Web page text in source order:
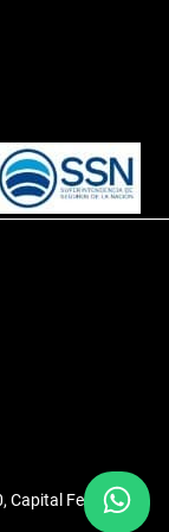
momento
Capital Federal,